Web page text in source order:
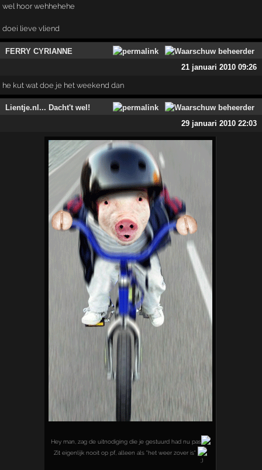
wel hoor wehhehehe
doei lieve vliend
FERRY CYRIANNE
21 januari 2010 09:26
he kut wat doe je het weekend dan
Lientje.nl... Dacht't wel!
29 januari 2010 22:03
Hey man, zag de uitnodiging die je gestuurd had nu pas
Zit eigenlijk nooit op pf, alleen als "het weer zover is"